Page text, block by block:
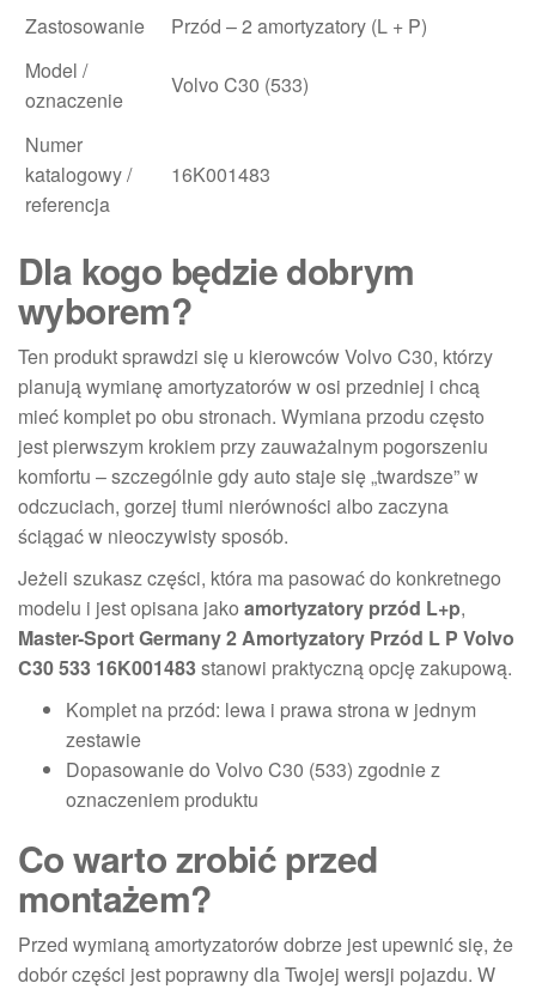
Zastosowanie
Przód – 2 amortyzatory (L + P)
Model /
oznaczenie
Volvo C30 (533)
Numer
katalogowy /
referencja
16K001483
Dla kogo będzie dobrym
wyborem?
Ten produkt sprawdzi się u kierowców Volvo C30, którzy
planują wymianę amortyzatorów w osi przedniej i chcą
mieć komplet po obu stronach. Wymiana przodu często
jest pierwszym krokiem przy zauważalnym pogorszeniu
komfortu – szczególnie gdy auto staje się „twardsze” w
odczuciach, gorzej tłumi nierówności albo zaczyna
ściągać w nieoczywisty sposób.
Jeżeli szukasz części, która ma pasować do konkretnego
modelu i jest opisana jako amortyzatory przód L+p,
Master-Sport Germany 2 Amortyzatory Przód L P Volvo
C30 533 16K001483stanowi praktyczną opcję zakupową.
Komplet na przód: lewa i prawa strona w jednym
zestawie
Dopasowanie do Volvo C30 (533) zgodnie z
oznaczeniem produktu
Co warto zrobić przed
montażem?
Przed wymianą amortyzatorów dobrze jest upewnić się, że
dobór części jest poprawny dla Twojej wersji pojazdu. W